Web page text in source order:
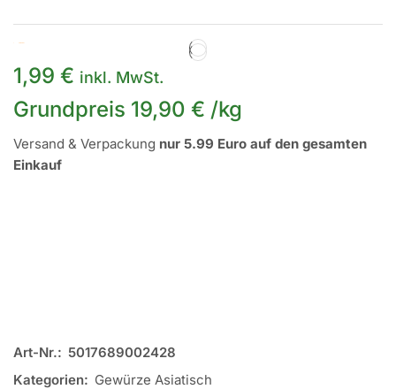
1,99 € inkl. MwSt.
Grundpreis 19,90 € /kg
Versand & Verpackung nur 5.99 Euro auf den gesamten
Einkauf
Art-Nr.: 5017689002428
Kategorien: Gewürze Asiatisch